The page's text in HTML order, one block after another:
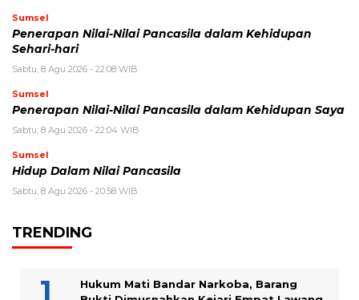
Sumsel
Penerapan Nilai-Nilai Pancasila dalam Kehidupan
Sehari-hari
Sabtu, 8 Agu 2026 - 22:08 WIB
Sumsel
Penerapan Nilai-Nilai Pancasila dalam Kehidupan Saya
Sabtu, 8 Agu 2026 - 22:04 WIB
Sumsel
Hidup Dalam Nilai Pancasila
Sabtu, 8 Agu 2026 - 20:58 WIB
TRENDING
Hukum Mati Bandar Narkoba, Barang